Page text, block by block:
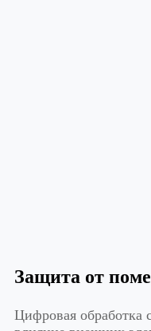
Защита от
Цифровая обработка